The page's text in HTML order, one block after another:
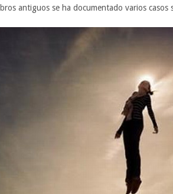
antiguos se ha documentado varios casos